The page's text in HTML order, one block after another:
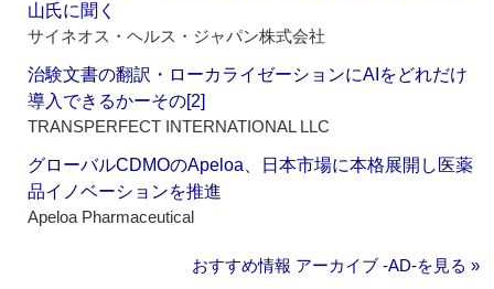
山氏に聞く
サイネオス・ヘルス・ジャパン株式会社
治験文書の翻訳・ローカライゼーションにAIをどれだけ
導入できるかーその[2]
TRANSPERFECT INTERNATIONAL LLC
グローバルCDMOのApeloa、日本市場に本格展開し医薬
品イノベーションを推進
Apeloa Pharmaceutical
おすすめ情報 アーカイブ ‐AD‐を見る »